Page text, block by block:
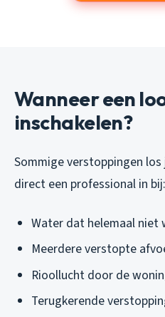
Wanneer een
inschakelen?
Sommige verstoppingen
direct een professional in bij:
Water dat helemaal niet
Meerdere verstopte
Rioollucht door de
Terugkerende